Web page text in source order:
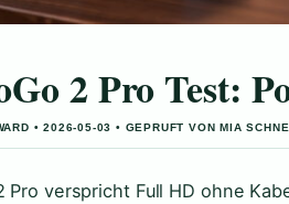
2 Pro Test:
• 2026-05-03 • GEPRUFT VON MIA
Pro verspricht Full HD ohne